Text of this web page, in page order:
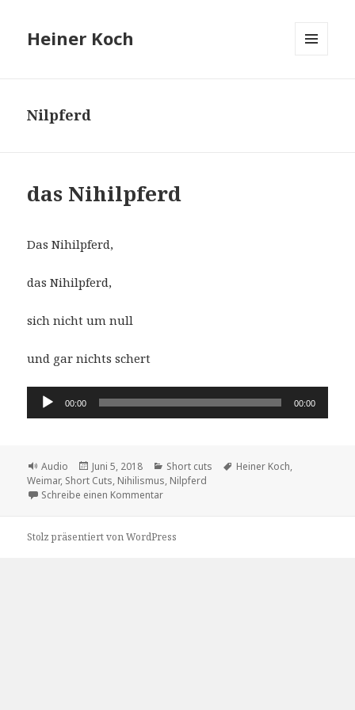
Heiner Koch
Nilpferd
das Nihilpferd
Das Nihilpferd,
das Nihilpferd,
sich nicht um null
und gar nichts schert
Audio-
00:00 00:00
Format
Audio
Veröffentlicht
am
Juni 5, 2018 Kategorien
Short cuts Schlagwörter
Heiner Koch,
Weimar, Short Cuts, Nihilismus, Nilpferd
Schreibe einen Kommentarzu das Nihilpferd
Stolz präsentiert von WordPress